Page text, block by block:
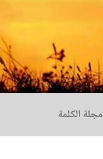
مجلة الكلمة